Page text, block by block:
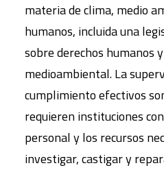
materia de clima, medio
humanos, incluida una
sobre derechos humanos
medioambiental. La
cumplimiento efectivos
requieren instituciones
personal y los recursos
investigar, castigar y